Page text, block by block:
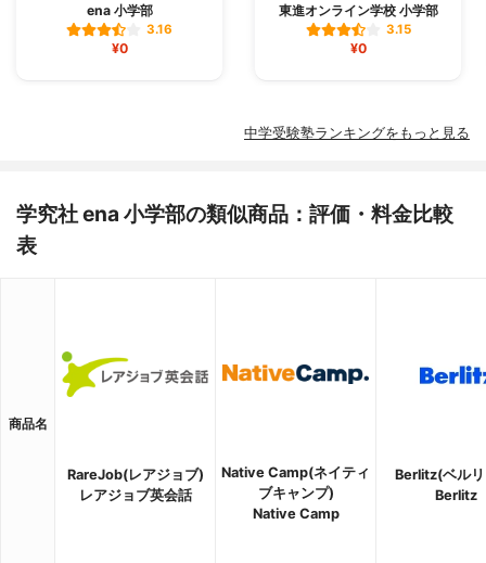
ena 小学部
3.16
¥0
東進オンライン学校 小学部
3.15
¥0
中学受験塾ランキングをもっと見る
学究社 ena 小学部の類似商品：評価・料金比較
表
商品名
RareJob(レアジョブ)
レアジョブ英会話
Native Camp(ネイティ
ブキャンプ)
Native Camp
Berlitz(ベル
Berlitz